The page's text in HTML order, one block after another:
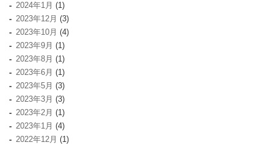
2024年1月 (1)
2023年12月 (3)
2023年10月 (4)
2023年9月 (1)
2023年8月 (1)
2023年6月 (1)
2023年5月 (3)
2023年3月 (3)
2023年2月 (1)
2023年1月 (4)
2022年12月 (1)